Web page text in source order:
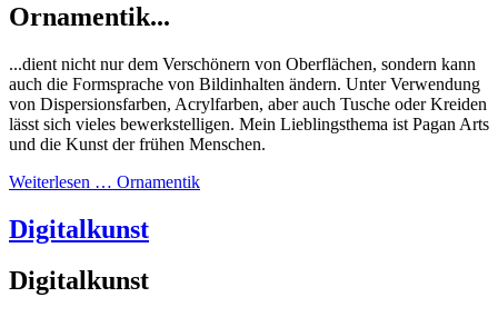
Ornamentik...
...dient nicht nur dem Verschönern von Oberflächen, sondern kann
auch die Formsprache von Bildinhalten ändern. Unter Verwendung
von Dispersionsfarben, Acrylfarben, aber auch Tusche oder Kreiden
lässt sich vieles bewerkstelligen. Mein Lieblingsthema ist Pagan Arts
und die Kunst der frühen Menschen.
Weiterlesen … Ornamentik
Digitalkunst
Digitalkunst